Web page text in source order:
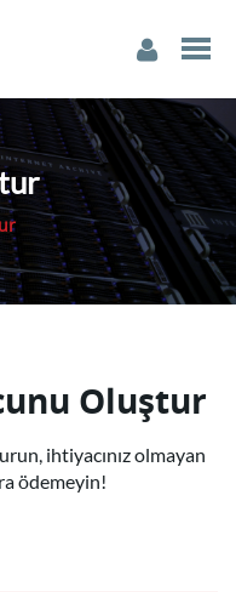
Oluştur
ihtiyacınız olmayan
ödemeyin!